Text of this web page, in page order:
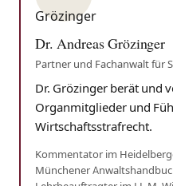
Dr. Andreas Grözinger
Partner und Fachanwalt für
Dr. Grözinger berät und
Organmitglieder und
Wirtschaftsstrafrecht.
Kommentator im
Münchener